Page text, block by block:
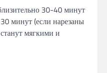
30-40 минут
минут (если нарезаны
мягкими и